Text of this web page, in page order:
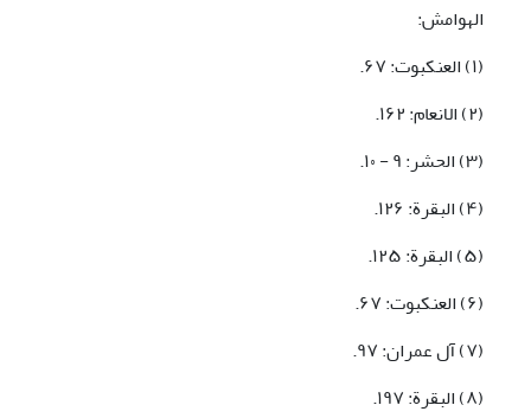
الهوامش:
(١) العنکبوت: ۶٧.
(٢) الانعام: ١۶٢.
(٣) الحشر: ٩ - ١٠.
(۴) البقرة: ١٢۶.
(۵) البقرة: ١٢۵.
(۶) العنکبوت: ۶٧.
(٧) آل عمران: ٩٧.
(٨) البقرة: ١٩٧.